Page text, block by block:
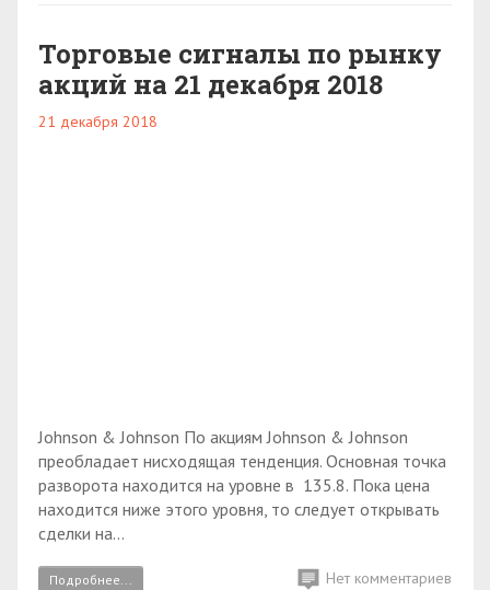
Торговые сигналы по рынку
акций на 21 декабря 2018
21 декабря 2018
Johnson & Johnson По акциям Johnson & Johnson
преобладает нисходящая тенденция. Основная точка
разворота находится на уровне в 135.8. Пока цена
находится ниже этого уровня, то следует открывать
сделки на...
Подробнее... Нет комментариев